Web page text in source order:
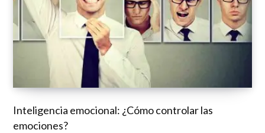
Inteligencia emocional: ¿Cómo controlar las
emociones?